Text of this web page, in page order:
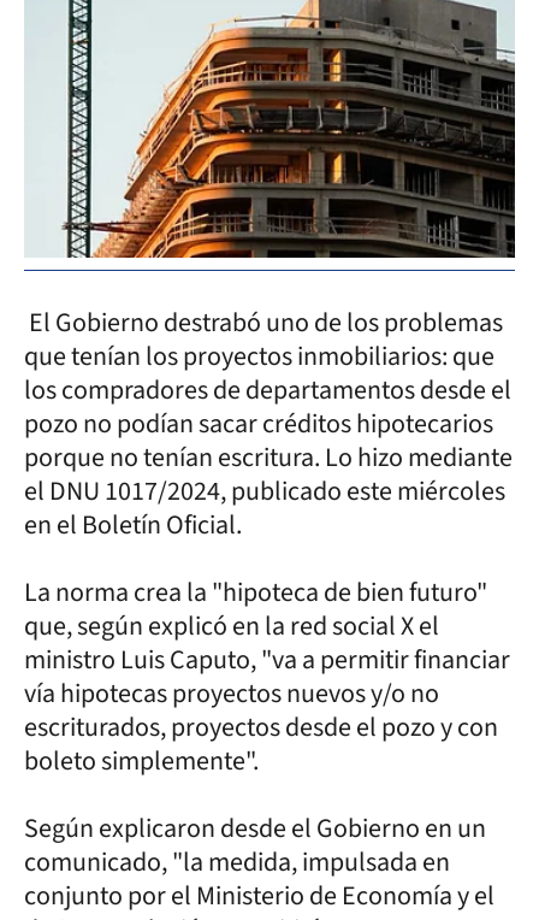
El Gobierno destrabó uno de los problemas
que tenían los proyectos inmobiliarios: que
los compradores de departamentos desde el
pozo no podían sacar créditos hipotecarios
porque no tenían escritura. Lo hizo mediante
el DNU 1017/2024, publicado este miércoles
en el Boletín Oficial.
La norma crea la "hipoteca de bien futuro"
que, según explicó en la red social X el
ministro Luis Caputo, "va a permitir financiar
vía hipotecas proyectos nuevos y/o no
escriturados, proyectos desde el pozo y con
boleto simplemente".
Según explicaron desde el Gobierno en un
comunicado, "la medida, impulsada en
conjunto por el Ministerio de Economía y el